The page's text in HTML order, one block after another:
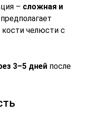
– сложная и
челюсти с
3–5 дней после